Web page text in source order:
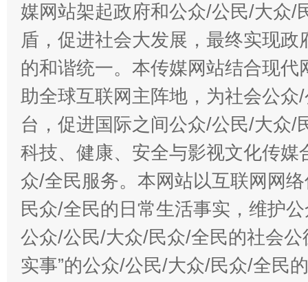
媒网站架起政府和公众/公民/大众/
盾，促进社会大发展，最终实现
的和谐统一。本传媒网站结合现
助全球互联网主阵地，为社会公
台，促进国际之间公众/公民/大众/
科技、健康、安全与影视文化传
众/全民服务。本网站以互联网网
民众/全民的日常生活事实，维护
公众/公民/大众/民众/全民的社会公
实事”的公众/公民/大众/民众/全民